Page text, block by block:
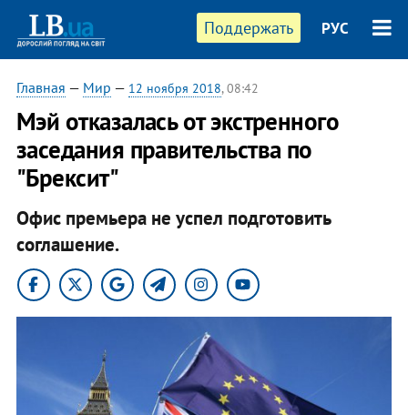
Поддержать РУС
Главная — Мир — 12 ноября 2018, 08:42
Мэй отказалась от экстренного
заседания правительства по
"Брексит"
Офис премьера не успел подготовить
соглашение.